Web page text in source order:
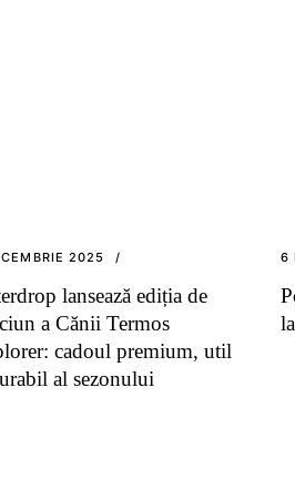
2025
lansează ediția de
a Cănii Termos
cadoul premium, util
al sezonului
6